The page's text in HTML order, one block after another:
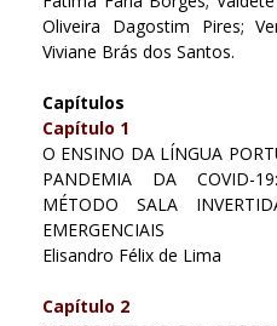
Oliveira Dagostim Pires;
Viviane Brás dos Santos.
Capítulos
Capítulo 1
O ENSINO DA LÍNGUA
PANDEMIA DA COVID-
MÉTODO SALA
EMERGENCIAIS
Elisandro Félix de Lima
Capítulo 2